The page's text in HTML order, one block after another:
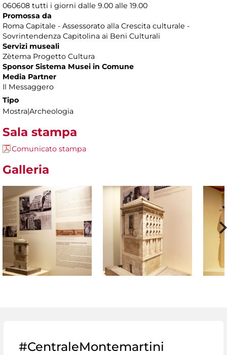
060608 tutti i giorni dalle 9.00 alle 19.00
Promossa da
Roma Capitale - Assessorato alla Crescita culturale -
Sovrintendenza Capitolina ai Beni Culturali
Servizi museali
Zètema Progetto Cultura
Sponsor Sistema Musei in Comune
Media Partner
Il Messaggero
Tipo
Mostra|Archeologia
Sala stampa
Comunicato stampa
Galleria
#CentraleMontemartini